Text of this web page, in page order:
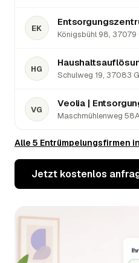
EK
Königsbühl 98, 37079
HG
Schulweg 19, 37083
VG
Veolia |
Alle 5 Entrümpelungsfirmen
Jetzt kostenlos